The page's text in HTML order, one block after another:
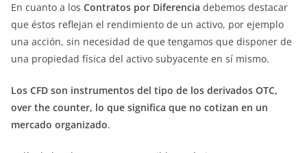
En cuanto a los Contratos por Diferencia debemos destacar
que éstos reflejan el rendimiento de un activo, por ejemplo
una acción, sin necesidad de que tengamos que disponer de
una propiedad física del activo subyacente en sí mismo.
Los CFD son instrumentos del tipo de los derivados OTC,
over the counter, lo que significa que no cotizan en un
mercado organizado.